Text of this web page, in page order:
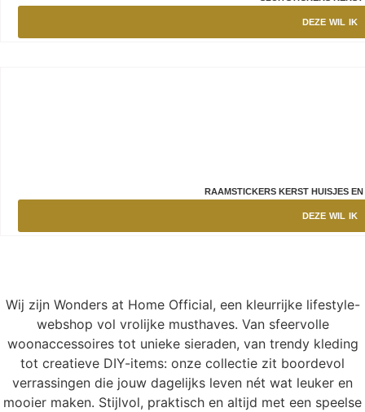
DEZE WIL IK
RAAMSTICKERS KERST HUISJES
DEZE WIL IK
Wij zijn Wonders at Home Official, een kleurrijke lifestyle-
webshop vol vrolijke musthaves. Van sfeervolle
woonaccessoires tot unieke sieraden, van trendy kleding
tot creatieve DIY-items: onze collectie zit boordevol
verrassingen die jouw dagelijks leven nét wat leuker en
mooier maken. Stijlvol, praktisch en altijd met een speelse